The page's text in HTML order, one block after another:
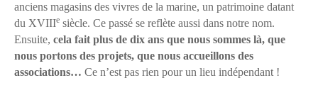
anciens magasins des vivres de la marine, un patrimoine datant
du XVIIIe siècle. Ce passé se reflète aussi dans notre nom.
Ensuite, cela fait plus de dix ans que nous sommes là, que
nous portons des projets, que nous accueillons des
associations… Ce n’est pas rien pour un lieu indépendant !